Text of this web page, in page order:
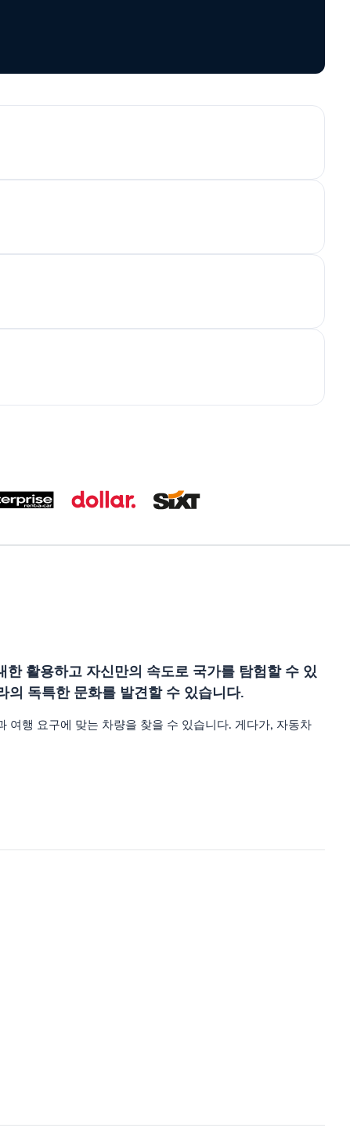
활용하고 자신만의 속도로 국가를 탐험할 수 있
독특한 문화를 발견할 수 있습니다.
여행 요구에 맞는 차량을 찾을 수 있습니다. 게다가, 자동차